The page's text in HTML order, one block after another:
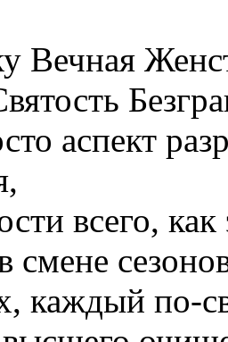
Вечная
аспект
всего,
смене
каждый по-